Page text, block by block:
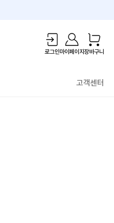
로그인마이페이지장바구니
고객센터